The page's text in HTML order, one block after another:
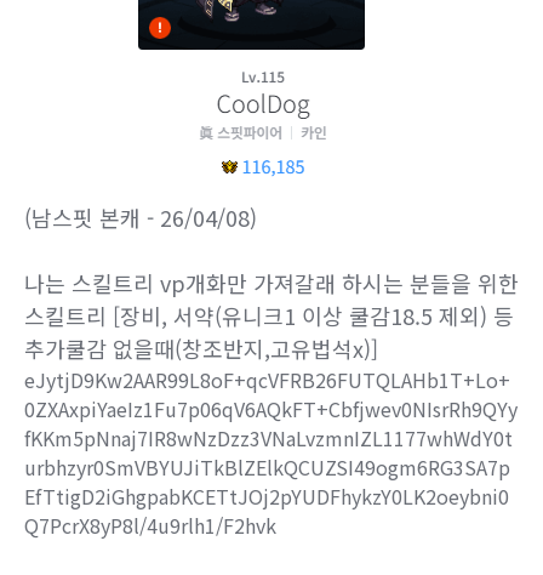
(남스핏 본캐 - 26/04/08)
나는 스킬트리 vp개화만 가져갈래 하시는 분들을 위한
스킬트리 [장비, 서약(유니크1 이상 쿨감18.5 제외) 등
추가쿨감 없을때(창조반지,고유법석x)]
eJytjD9Kw2AAR99L8oF+qcVFRB26FUTQLAHb1T+Lo+
0ZXAxpiYaeIz1Fu7p06qV6AQkFT+Cbfjwev0NIsrRh9QYy
fKKm5pNnaj7IR8wNzDzz3VNaLvzmnIZL1177whWdY0t
urbhzyr0SmVBYUJiTkBlZElkQCUZSI49ogm6RG3SA7p
EfTtigD2iGhgpabKCETtJOj2pYUDFhykzY0LK2oeybni0
Q7PcrX8yP8l/4u9rlh1/F2hvk